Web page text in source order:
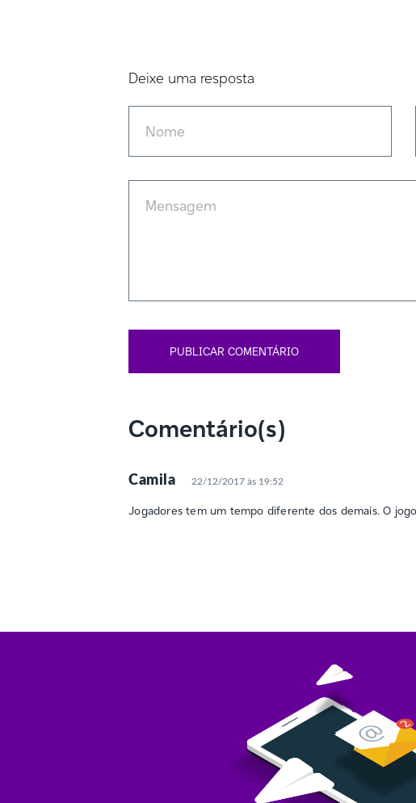
Deixe uma resposta
Comentário(s)
Camila 22/12/2017 às 19:52
Jogadores tem um tempo diferente dos demais. O